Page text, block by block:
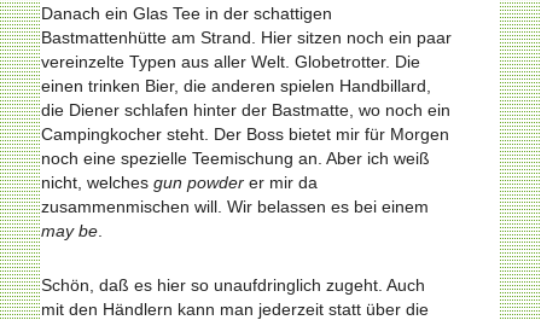
Danach ein Glas Tee in der schattigen
Bastmattenhütte am Strand. Hier sitzen noch ein paar
vereinzelte Typen aus aller Welt. Globetrotter. Die
einen trinken Bier, die anderen spielen Handbillard,
die Diener schlafen hinter der Bastmatte, wo noch ein
Campingkocher steht. Der Boss bietet mir für Morgen
noch eine spezielle Teemischung an. Aber ich weiß
nicht, welches gun powderer mir da
zusammenmischen will. Wir belassen es bei einem
may be.
Schön, daß es hier so unaufdringlich zugeht. Auch
mit den Händlern kann man jederzeit statt über die